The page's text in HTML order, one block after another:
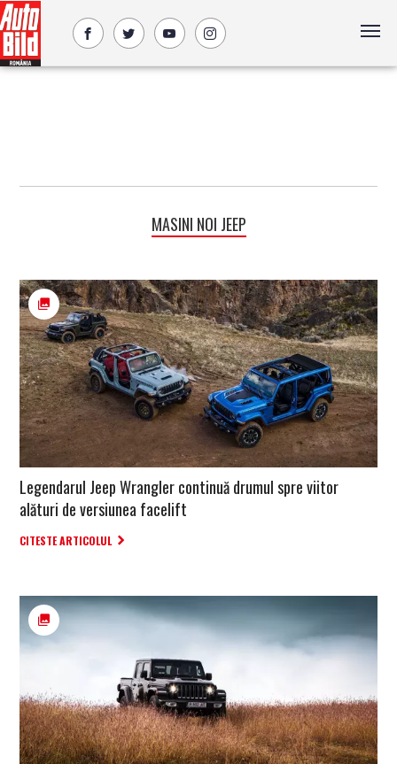
MASINI NOI JEEP
Legendarul Jeep Wrangler continuă drumul spre viitor
alături de versiunea facelift
CITESTE ARTICOLUL